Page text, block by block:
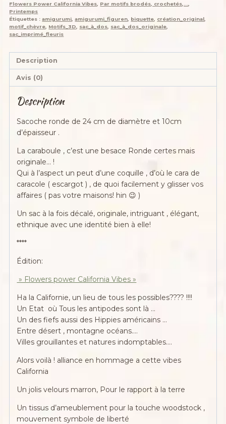
Flowers Power California Vibes
Par motifs brodés, crochetés,...
Printemps
Étiquettes :amigurumi ,amigurumi_figuren biquette création_original
motif_chèvre
Motifs_3D sac_à_dos sac_à_dos_originale
sac_imprimé_fleuris
Description
Avis (0)
Description
Sacoche ronde de 24 cm de diamètre et 10cm
d’épaisseur .
La caraboule , c’est une besace Ronde certes mais
originale… !
Qui à l’aspect un peut d’une coquille , d’où le cara de
caracole ( escargot ) , de quoi facilement y glisser vos
affaires ( pas votre maisons! hin 😉 )
Un sac à la fois décalé, originale, intriguant , élégant,
ethnique avec une identité bien à elle!
****
Édition:
» Flowers power California Vibes »
Ha la Californie, un lieu de tous les possibles???? !!!!
Un Etat où Tous les antipodes sont là …
Un des fiefs aussi des Hippies américains …
Entre désert , montagne océans….
Villes grouillantes et natures indomptables….
Alors voilà ! alliance en hommage a cette vibes
California
Un jolis velours marron, Pour le rapport à la terre
Un tissus d’ameublement pour la touche woodstock ,
mouvement symbole de liberté